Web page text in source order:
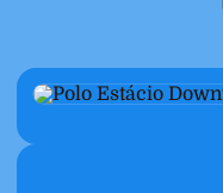
WhatsApp